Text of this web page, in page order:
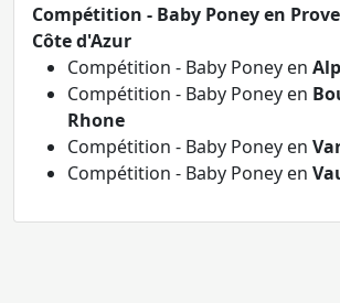
Compétition - Baby Poney en
Côte d'Azur
Compétition - Baby Poney en
Compétition - Baby Poney en
Rhone
Compétition - Baby Poney en
Compétition - Baby Poney en